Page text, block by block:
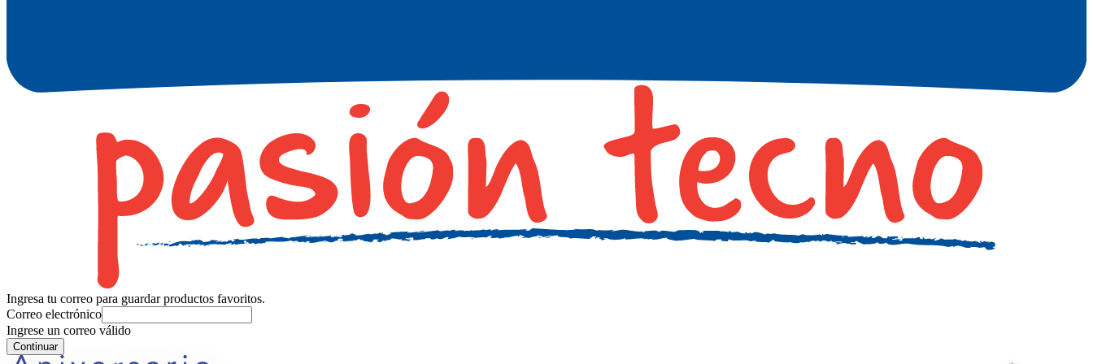
Ingresa tu correo para guardar productos favoritos.
Correo electrónico
Ingrese un correo válido
Continuar